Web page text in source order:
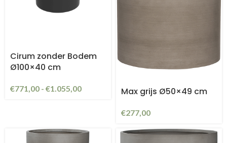
Cirum zonder Bodem
Ø100×40 cm
€771,00 - €1.055,00 Max grijs Ø50×49 cm
€277,00